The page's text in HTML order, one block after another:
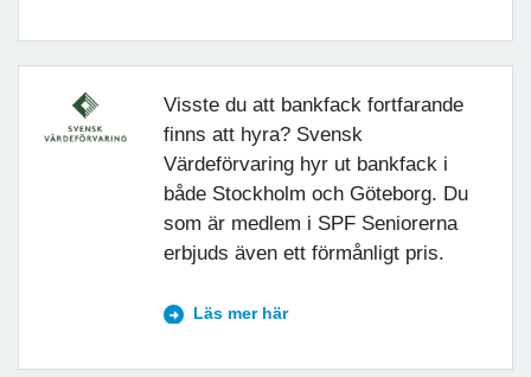
Visste du att bankfack fortfarande
finns att hyra? Svensk
Värdeförvaring hyr ut bankfack i
både Stockholm och Göteborg. Du
som är medlem i SPF Seniorerna
erbjuds även ett förmånligt pris.
Läs mer här